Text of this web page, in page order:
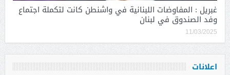
غبريل : المفاوضات اللبنانية في واشنطن كانت لتكملة اجتماع
وفد الصندوق في لبنان
11/03/2025
اعلانات